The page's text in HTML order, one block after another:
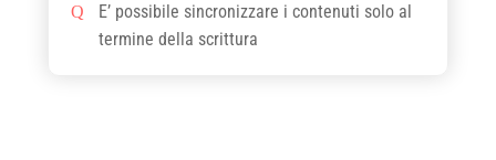
E’ possibile sincronizzare i contenuti solo al
termine della scrittura